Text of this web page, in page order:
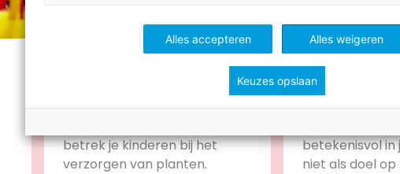
betrek je kinderen bij het
verzorgen van planten.
Stem
toetsen op
backward
Zo gebruik je
betekenisvol in
niet als doel op
Alles accepteren Alles weigeren
Keuzes opslaan